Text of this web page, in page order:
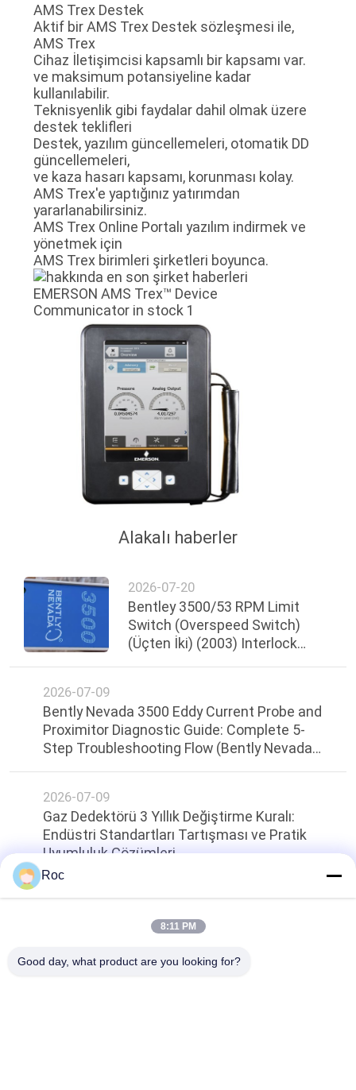
AMS Trex Destek
Aktif bir AMS Trex Destek sözleşmesi ile,
AMS Trex
Cihaz İletişimcisi kapsamlı bir kapsamı var.
ve maksimum potansiyeline kadar
kullanılabilir.
Teknisyenlik gibi faydalar dahil olmak üzere
destek teklifleri
Destek, yazılım güncellemeleri, otomatik DD
güncellemeleri,
ve kaza hasarı kapsamı, korunması kolay.
AMS Trex'e yaptığınız yatırımdan
yararlanabilirsiniz.
AMS Trex Online Portalı yazılım indirmek ve
yönetmek için
AMS Trex birimleri şirketleri boyunca.
Alakalı haberler
2026-07-20
Bentley 3500/53 RPM Limit
Switch (Overspeed Switch)
(Üçten İki) (2003) Interlock
2026-07-09
Bently Nevada 3500 Eddy Current Probe and
Proximitor Diagnostic Guide: Complete 5-
Step Troubleshooting Flow (Bently Nevada
Çözümü Akışı)
2026-07-09
Gaz Dedektörü 3 Yıllık Değiştirme Kuralı:
Endüstri Standartları Tartışması ve Pratik
Uyumluluk Çözümleri
Sayfanın Üstü
Roc
8:11 PM
Good day, what product are you looking for?